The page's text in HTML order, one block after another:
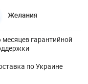
Желания
месяцев гарантийной
по Украине